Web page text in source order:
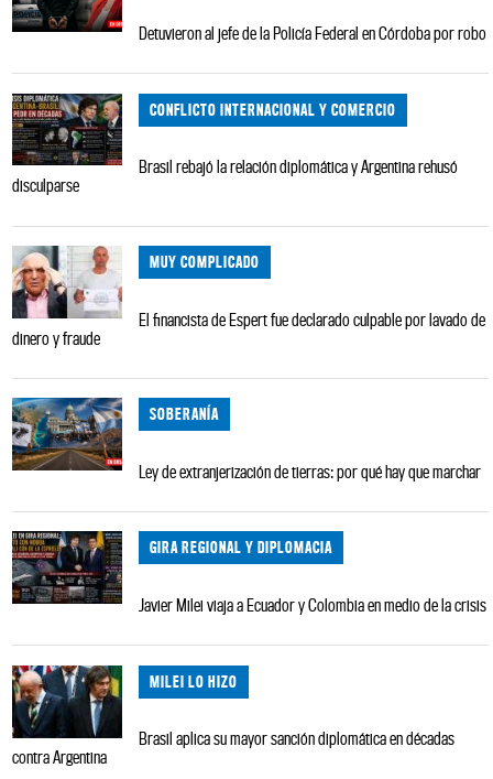
Detuvieron al jefe de la Policía Federal en Córdoba por robo
CONFLICTO INTERNACIONAL Y COMERCIO
Brasil rebajó la relación diplomática y Argentina rehusó
disculparse
MUY COMPLICADO
El financista de Espert fue declarado culpable por lavado de
dinero y fraude
SOBERANÍA
Ley de extranjerización de tierras: por qué hay que marchar
GIRA REGIONAL Y DIPLOMACIA
Javier Milei viaja a Ecuador y Colombia en medio de la crisis
MILEI LO HIZO
Brasil aplica su mayor sanción diplomática en décadas
contra Argentina